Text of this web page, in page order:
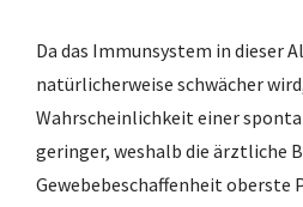
Da das Immunsystem in dieser
natürlicherweise schwächer
Wahrscheinlichkeit einer
geringer, weshalb die ärztliche
Gewebebeschaffenheit oberste